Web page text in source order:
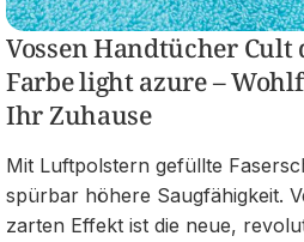
Vossen Handtücher Cult
Farbe light azure –
Ihr Zuhause
Mit Luftpolstern gefüllte
spürbar höhere Saugfähigkeit.
zarten Effekt ist die neue,